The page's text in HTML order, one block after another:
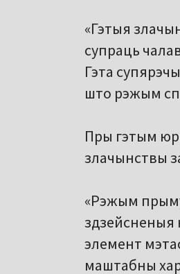
«Гэтыя
супраць
Гэта
што рэжым
Пры гэтым
злачынствы
«Рэжым
здзейсненыя
элемент
маштабны